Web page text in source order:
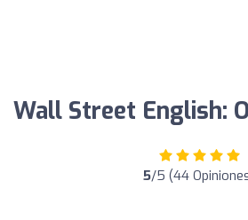
Wall Street English:
5/5 (44